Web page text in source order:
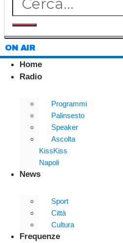
ON AIR
Home
Radio
Programmi
Palinsesto
Speaker
Ascolta
KissKiss
Napoli
News
Sport
Città
Cultura
Frequenze